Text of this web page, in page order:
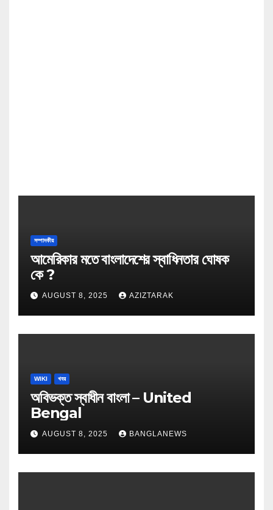
সম্পাদকীয়
আমেরিকার মতে বাংলাদেশের স্বাধিনতার ঘোষক
কে ?
AUGUST 8, 2025 AZIZTARAK
WIKI খবর
অবিভক্ত স্বাধীন বাংলা – United
Bengal
AUGUST 8, 2025 BANGLANEWS